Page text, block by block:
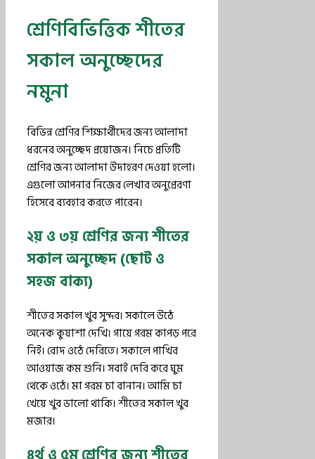
শ্রেণিবিভিত্তিক শীতের
সকাল অনুচ্ছেদের
নমুনা
বিভিন্ন শ্রেণির শিক্ষার্থীদের জন্য আলাদা
ধরনের অনুচ্ছেদ প্রয়োজন। নিচে প্রতিটি
শ্রেণির জন্য আলাদা উদাহরণ দেওয়া হলো।
এগুলো আপনার নিজের লেখার অনুপ্রেরণা
হিসেবে ব্যবহার করতে পারেন।
২য় ও ৩য় শ্রেণির জন্য শীতের
সকাল অনুচ্ছেদ (ছোট ও
সহজ বাক্য)
শীতের সকাল খুব সুন্দর। সকালে উঠে
অনেক কুয়াশা দেখি। গায়ে গরম কাপড় পরে
নিই। রোদ ওঠে দেরিতে। সকালে পাখির
আওয়াজ কম শুনি। সবাই দেরি করে ঘুম
থেকে ওঠে। মা গরম চা বানান। আমি চা
খেয়ে খুব ভালো থাকি। শীতের সকাল খুব
মজার।